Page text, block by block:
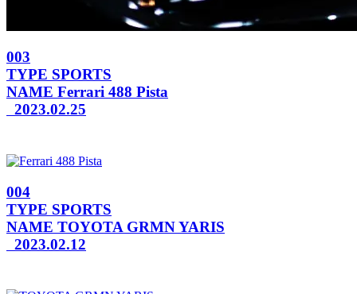
003
TYPE SPORTS
NAME Ferrari 488 Pista
2023.02.25
004
TYPE SPORTS
NAME TOYOTA GRMN YARIS
2023.02.12